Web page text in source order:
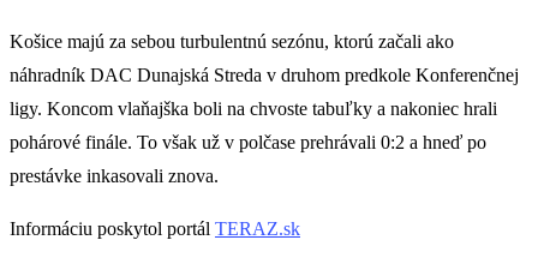
Košice majú za sebou turbulentnú sezónu, ktorú začali ako
náhradník DAC Dunajská Streda v druhom predkole Konferenčnej
ligy. Koncom vlaňajška boli na chvoste tabuľky a nakoniec hrali
pohárové finále. To však už v polčase prehrávali 0:2 a hneď po
prestávke inkasovali znova.
Informáciu poskytol portál TERAZ.sk